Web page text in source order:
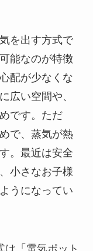
を出す方式で
能なのが特徴
配が少なくな
広い空間や、
です。ただ
で、蒸気が熱
。最近は安全
小さなお子様
うになってい